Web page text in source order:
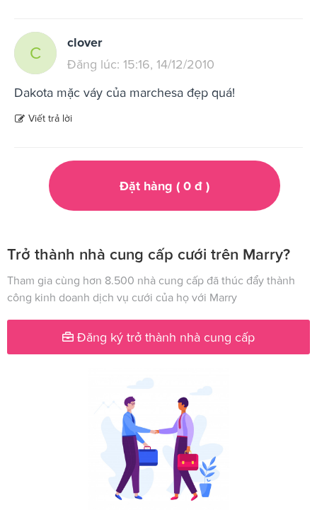
C
clover
Đăng lúc: 15:16, 14/12/2010
Dakota mặc váy của marchesa đẹp quá!
Viết trả lời
Đặt hàng ( 0đ )
Trở thành nhà cung cấp cưới trên Marry?
Tham gia cùng hơn 8.500 nhà cung cấp đã thúc đẩy thành
công kinh doanh dịch vụ cưới của họ với Marry
Đăng ký trở thành nhà cung cấp